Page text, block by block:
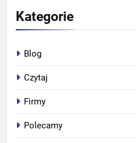
Kategorie
Blog
Czytaj
Firmy
Polecamy